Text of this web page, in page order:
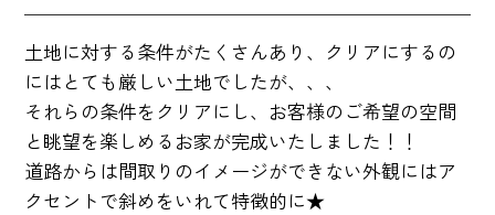
土地に対する条件がたくさんあり、クリアにするの
にはとても厳しい土地でしたが、、、
それらの条件をクリアにし、お客様のご希望の空間
と眺望を楽しめるお家が完成いたしました！！
道路からは間取りのイメージができない外観にはア
クセントで斜めをいれて特徴的に★